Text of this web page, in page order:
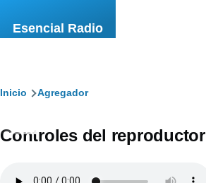
Esencial Radio
Ruta
navegación
Inicio Agregador
Controles del reproductor